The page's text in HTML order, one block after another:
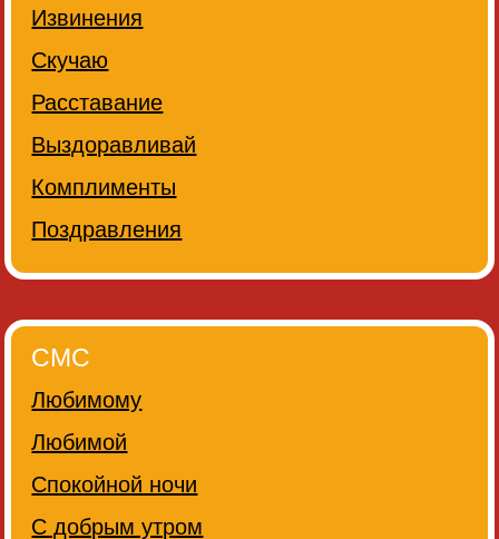
Извинения
Скучаю
Расставание
Выздоравливай
Комплименты
Поздравления
СМС
Любимому
Любимой
Спокойной ночи
С добрым утром